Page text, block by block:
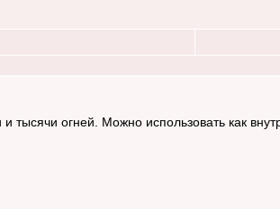
тысячи огней. Можно использовать как